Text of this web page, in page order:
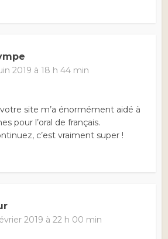
2019 à 18 h 44 min
site m’a énormément aidé à
pour l’oral de français.
c’est vraiment super !
2019 à 22 h 00 min